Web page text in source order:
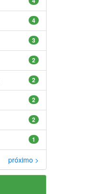
4
3
2
2
2
2
1
próximo >